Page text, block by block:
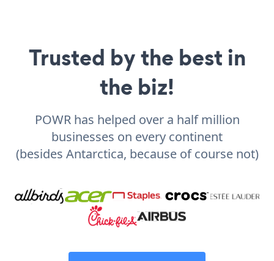
Trusted by the best in
the biz!
POWR has helped over a half million
businesses on every continent
(besides Antarctica, because of course not)